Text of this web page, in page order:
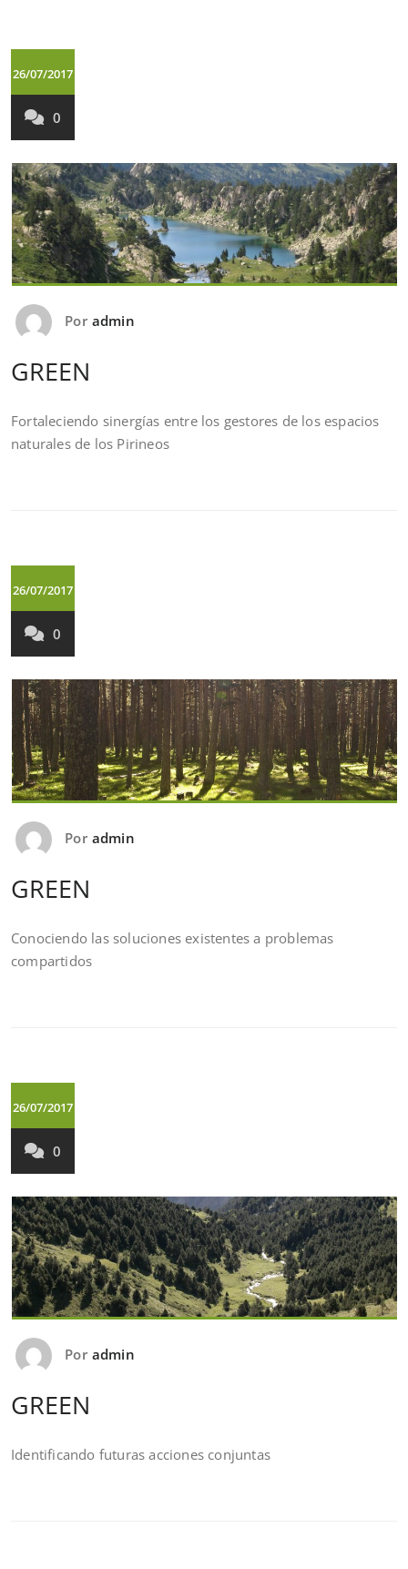
26/07/2017
0
Por admin
GREEN
Fortaleciendo sinergías entre los gestores de los espacios
naturales de los Pirineos
26/07/2017
0
Por admin
GREEN
Conociendo las soluciones existentes a problemas
compartidos
26/07/2017
0
Por admin
GREEN
Identificando futuras acciones conjuntas